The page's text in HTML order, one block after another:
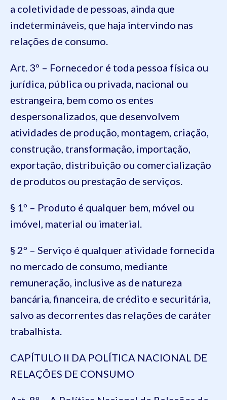
a coletividade de pessoas, ainda que
indetermináveis, que haja intervindo nas
relações de consumo.
Art. 3º – Fornecedor é toda pessoa física ou
jurídica, pública ou privada, nacional ou
estrangeira, bem como os entes
despersonalizados, que desenvolvem
atividades de produção, montagem, criação,
construção, transformação, importação,
exportação, distribuição ou comercialização
de produtos ou prestação de serviços.
§ 1º – Produto é qualquer bem, móvel ou
imóvel, material ou imaterial.
§ 2º – Serviço é qualquer atividade fornecida
no mercado de consumo, mediante
remuneração, inclusive as de natureza
bancária, financeira, de crédito e securitária,
salvo as decorrentes das relações de caráter
trabalhista.
CAPÍTULO II DA POLÍTICA NACIONAL DE
RELAÇÕES DE CONSUMO